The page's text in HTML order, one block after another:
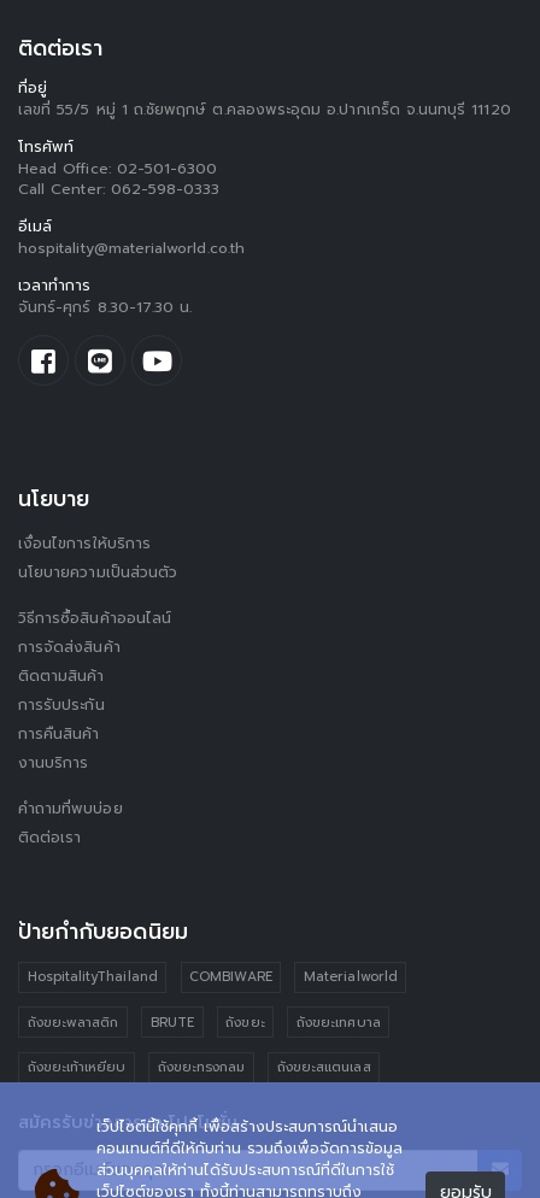
เว็ปไซต์นี้ใช้คุกกี้ เพื่อสร้างประสบการณ์นำเสนอ
คอนเทนต์ที่ดีให้กับท่าน รวมถึงเพื่อจัดการข้อมูล
ส่วนบุคคลให้ท่านได้รับประสบการณ์ที่ดีในการใช้
เว็ปไซต์ของเรา ทั้งนี้ท่านสามารถทราบถึง
ยอมรับ
ติดต่อเรา
ที่อยู่
เลขที่ 55/5 หมู่ 1 ถ.ชัยพฤกษ์ ต.คลองพระอุดม อ.ปากเกร็ด จ.นนทบุรี 11120
โทรศัพท์
Head Office: 02-501-6300
Call Center: 062-598-0333
อีเมล์
hospitality@materialworld.co.th
เวลาทำการ
จันทร์-ศุกร์ 8.30-17.30 น.
นโยบาย
เงื่อนไขการให้บริการ
นโยบายความเป็นส่วนตัว
วิธีการซื้อสินค้าออนไลน์
การจัดส่งสินค้า
ติดตามสินค้า
การรับประกัน
การคืนสินค้า
งานบริการ
คำถามที่พบบ่อย
ติดต่อเรา
ป้ายกำกับยอดนิยม
HospitalityThailand COMBIWARE Materialworld
ถังขยะพลาสติก BRUTE ถังขยะ ถังขยะเทศบาล
ถังขยะเท้าเหยียบ ถังขยะทรงกลม ถังขยะสแตนเลส
สมัครรับข่าวสารและโปรโมชั่น